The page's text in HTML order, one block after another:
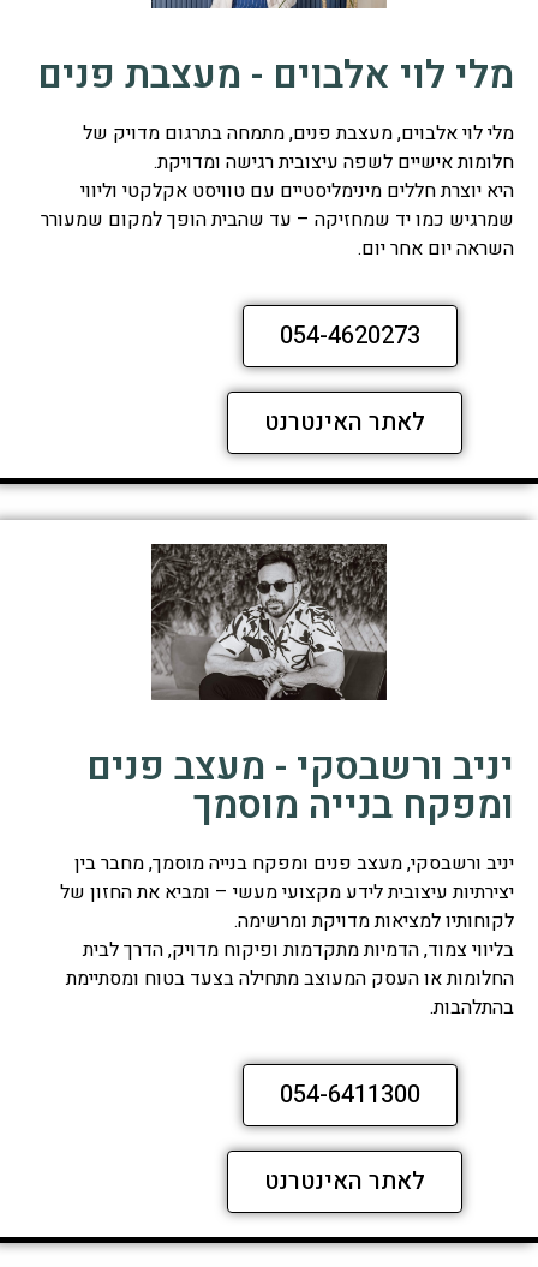
מלי לוי אלבוים - מעצבת פנים
מלי לוי אלבוים, מעצבת פנים, מתמחה בתרגום מדויק של
חלומות אישיים לשפה עיצובית רגישה ומדויקת.
היא יוצרת חללים מינימליסטיים עם טוויסט אקלקטי וליווי
שמרגיש כמו יד שמחזיקה – עד שהבית הופך למקום שמעורר
השראה יום אחר יום.
054-4620273
לאתר האינטרנט
יניב ורשבסקי - מעצב פנים
ומפקח בנייה מוסמך
יניב ורשבסקי, מעצב פנים ומפקח בנייה מוסמך, מחבר בין
יצירתיות עיצובית לידע מקצועי מעשי – ומביא את החזון של
לקוחותיו למציאות מדויקת ומרשימה.
בליווי צמוד, הדמיות מתקדמות ופיקוח מדויק, הדרך לבית
החלומות או העסק המעוצב מתחילה בצעד בטוח ומסתיימת
בהתלהבות.
054-6411300
לאתר האינטרנט